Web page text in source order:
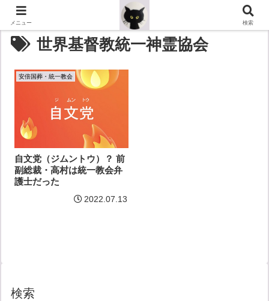
世界基督教統一神霊協会
安倍国葬・統一教会
自文党（ジムントウ）？ 前
副総裁・高村は統一教会弁
護士だった
2022.07.13
検索
メニュー 検索